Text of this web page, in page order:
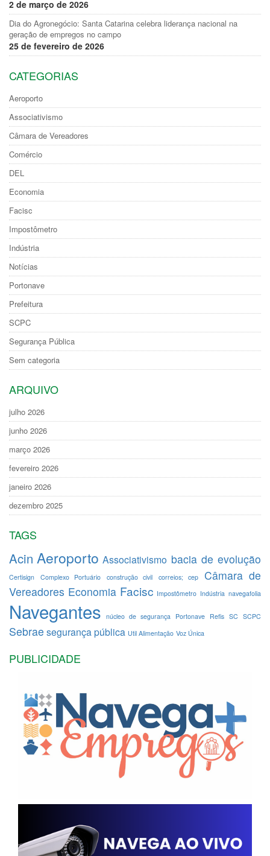
2 de março de 2026
Dia do Agronegócio: Santa Catarina celebra liderança nacional na
geração de empregos no campo
25 de fevereiro de 2026
CATEGORIAS
Aeroporto
Associativismo
Câmara de Vereadores
Comércio
DEL
Economia
Facisc
Impostômetro
Indústria
Notícias
Portonave
Prefeitura
SCPC
Segurança Pública
Sem categoria
ARQUIVO
julho 2026
junho 2026
março 2026
fevereiro 2026
janeiro 2026
dezembro 2025
TAGS
Acin Aeroporto Associativismo bacia de evolução
Certisign Complexo Portuário construção civil correios; cep
Câmara de
Vereadores Economia Facisc Impostômetro Indústria navegafolia
Navegantes núcleo de segurança Portonave Refis SC SCPC
Sebrae segurança pública Util Alimentação Voz Única
PUBLICIDADE